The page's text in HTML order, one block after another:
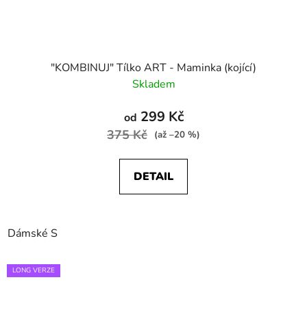
"KOMBINUJ" Tílko ART - Maminka (kojící)
Skladem
od 299 Kč
375 Kč (až –20 %)
DETAIL
Dámské S
LONG VERZE